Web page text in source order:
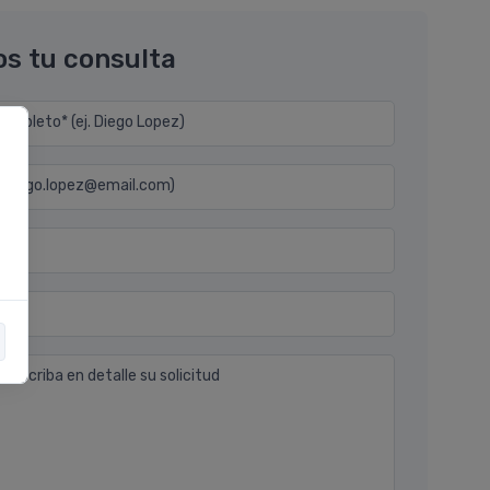
tu consulta
(ej. Diego Lopez)
diego.lopez@email.com)
describa en detalle su solicitud